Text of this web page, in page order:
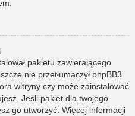
pakietu zawierającego
nie przetłumaczył phpBB3
witryny czy może zainstalować
Jeśli pakiet dla twojego
go utworzyć. Więcej informacji